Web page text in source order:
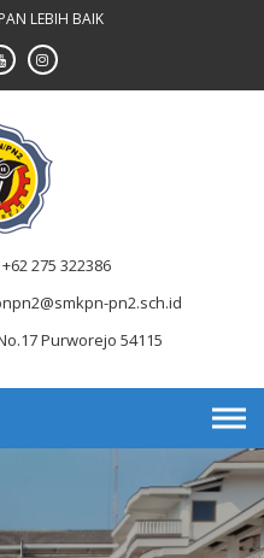
LEBIH BAIK
+62 275 322386
pn2.sch.id
Purworejo 54115